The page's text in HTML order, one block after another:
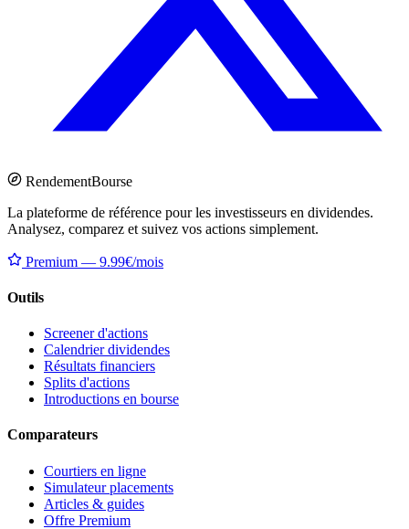
RendementBourse
La plateforme de référence pour les investisseurs en dividendes.
Analysez, comparez et suivez vos actions simplement.
Premium — 9.99€/mois
Outils
Screener d'actions
Calendrier dividendes
Résultats financiers
Splits d'actions
Introductions en bourse
Comparateurs
Courtiers en ligne
Simulateur placements
Articles & guides
Offre Premium